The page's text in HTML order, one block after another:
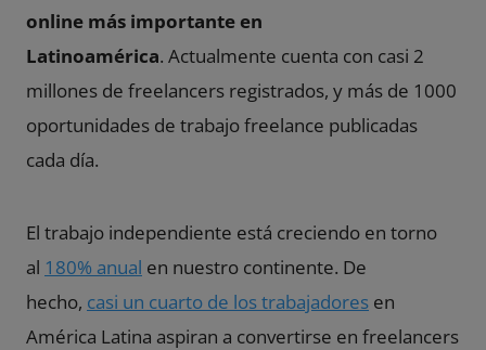
online más importante en
Latinoamérica. Actualmente cuenta con casi 2
millones de freelancers registrados, y más de 1000
oportunidades de trabajo freelance publicadas
cada día.
El trabajo independiente está creciendo en torno
al 180% anual en nuestro continente. De
hecho, casi un cuarto de los trabajadores en
América Latina aspiran a convertirse en freelancers